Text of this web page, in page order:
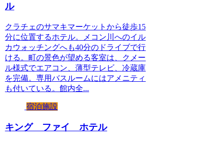
ル
クラチェのサマキマーケットから徒歩15
分に位置するホテル。メコン川へのイル
カウォッチングへも40分のドライブで行
ける。町の景色が望める客室は、クメー
ル様式でエアコン、薄型テレビ、冷蔵庫
を完備。専用バスルームにはアメニティ
も付いている。館内全...
宿泊施設
キング ファイ ホテル